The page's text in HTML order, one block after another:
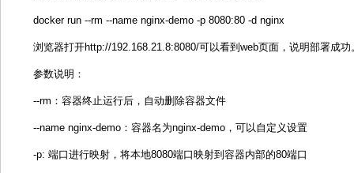
docker run --rm --name nginx-demo -p 8080:80 -d nginx
浏览器打开http://192.168.21.8:8080/可以看到web页面，说明部署成功
参数说明：
--rm：容器终止运行后，自动删除容器文件
--name nginx-demo：容器名为nginx-demo，可以自定义设置
-p: 端口进行映射，将本地8080端口映射到容器内部的80端口